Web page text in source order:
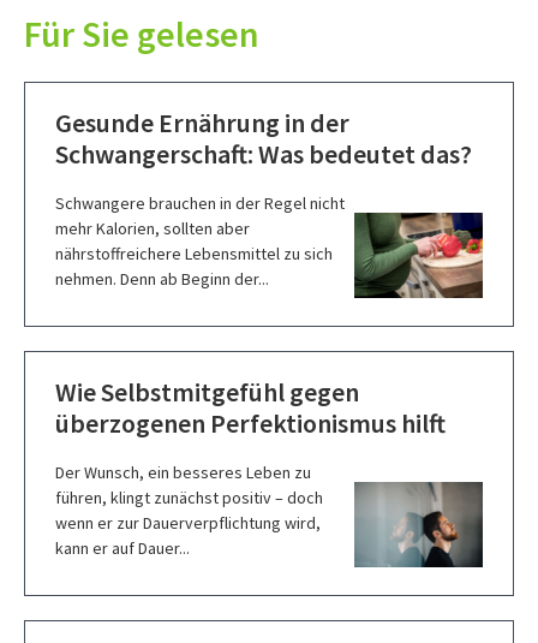
Für Sie gelesen
Gesunde Ernährung in der
Schwangerschaft: Was bedeutet das?
Schwangere brauchen in der Regel nicht
mehr Kalorien, sollten aber
nährstoffreichere Lebensmittel zu sich
nehmen. Denn ab Beginn der...
Wie Selbstmitgefühl gegen
überzogenen Perfektionismus hilft
Der Wunsch, ein besseres Leben zu
führen, klingt zunächst positiv – doch
wenn er zur Dauerverpflichtung wird,
kann er auf Dauer...